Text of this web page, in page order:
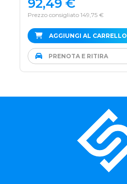
Prezzo consigliato 149,75 €
92,49 €
AGGIUNGI AL CARRELLO
PRENOTA E RITIRA